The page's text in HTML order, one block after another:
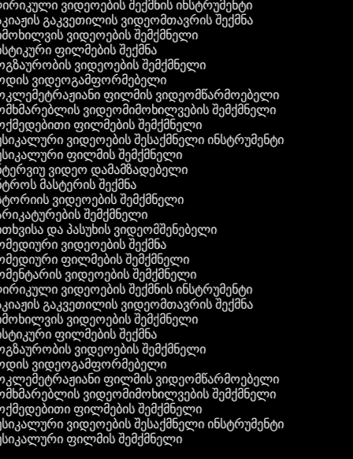
ვიდეოების შექმნის ინსტრუმენტი
გაკვეთილის ვიდეომთავრის შექმნა
ვიდეოების შემქმნელი
ფილმების შექმნა
ვიდეოების შემქმნელი
ვიდეოგამფორმებელი
ფილმის ვიდეომწარმოებელი
ვიდეომიმოხილვების შემქმნელი
ფილმების შემქმნელი
ვიდეოების შესაქმნელი ინსტრუმენტი
ფილმის შემქმნელი
ვიდეო დამამზადებელი
მასტერის შექმნა
ვიდეოების შემქმნელი
შემქმნელი
და პასუხის ვიდეომშენებელი
ვიდეოების შექმნა
ფილმების შემქმნელი
ვიდეოების შემქმნელი
ვიდეოების შექმნის ინსტრუმენტი
გაკვეთილის ვიდეომთავრის შექმნა
ვიდეოების შემქმნელი
ფილმების შექმნა
ვიდეოების შემქმნელი
ვიდეოგამფორმებელი
ფილმის ვიდეომწარმოებელი
ვიდეომიმოხილვების შემქმნელი
ფილმების შემქმნელი
ვიდეოების შესაქმნელი ინსტრუმენტი
ფილმის შემქმნელი